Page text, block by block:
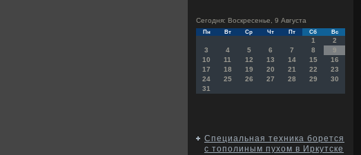
Сегодня: Воскресенье, 9 Августа
Пн Вт Ср Чт Пт Сб Вс
1
2
3
4 5 6 7 8
9
10
11 12 13 14 15
16
17
18 19 20 21 22
23
24
25 26 27 28 29
30
31
Специальная техника борется
с тополиным пухом в Иркутске